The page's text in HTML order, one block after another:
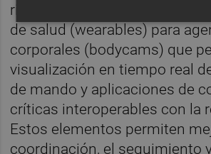
riesgo, como dispositivos de
de salud (wearables) para
corporales (bodycams) que
visualización en tiempo real
de mando y aplicaciones de
críticas interoperables con la
Estos elementos permiten
coordinación, el seguimiento